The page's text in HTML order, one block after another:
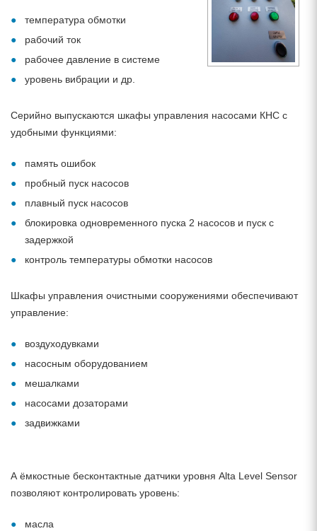
температура обмотки
рабочий ток
рабочее давление в системе
уровень вибрации и др.
Серийно выпускаются шкафы управления насосами КНС с
удобными функциями:
память ошибок
пробный пуск насосов
плавный пуск насосов
блокировка одновременного пуска 2 насосов и пуск с
задержкой
контроль температуры обмотки насосов
Шкафы управления очистными сооружениями обеспечивают
управление:
воздуходувками
насосным оборудованием
мешалками
насосами дозаторами
задвижками
А ёмкостные бесконтактные датчики уровня Alta Level Sensor
позволяют контролировать уровень:
масла